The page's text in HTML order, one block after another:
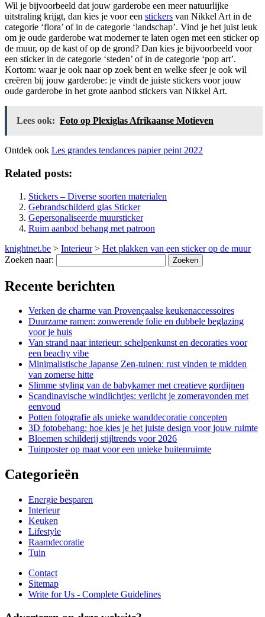
Wil je bijvoorbeeld dat jouw garderobe een meer natuurlijke
uitstraling krijgt, dan kies je voor een stickers van Nikkel Art in de
categorie ‘flora’ of in de categorie ‘landschap’. Vind je het juist leuk
om je oude garderobe wat moderner te laten ogen met een sticker op
de muur, op de kast of op de grond? Dan kies je bijvoorbeeld voor
een sticker in de categorie ‘steden’ of in de categorie ‘pop art’.
Kortom: waar je ook naar op zoek bent en welke sfeer je ook wil
creëren bij jouw garderobe: je vindt de juiste stickers voor jouw
oude garderobe in het grote aanbod stickers van Nikkel Art.
Lees ook: Foto op Plexiglas Afrikaanse Motieven
Ontdek ook Les grandes tendances papier peint 2022
Related posts:
Stickers – Diverse soorten materialen
Gebrandschilderd glas Sticker
Gepersonaliseerde muursticker
Ruim aanbod behang met patroon
knightnet.be > Interieur> Het plakken van een sticker op de muur
Zoeken naar:
Recente berichten
Verken de charme van Provençaalse keukenaccessoires
Duurzame ramen: zonwerende folie en dubbele beglazing
voor je huis
Van strand naar interieur: schelpenkunst en decoraties voor
een beachy vibe
Minimalistische Japanse Zen-tuinen: rust vinden te midden
van zomerse hitte
Slimme styling van de babykamer met creatieve gordijnen
Scandinavische windlichtjes: verlicht je zomeravonden met
eenvoud
Potten fotografie als unieke wanddecoratie concepten
3D fotobehang: hoe kies je het juiste design voor jouw ruimte
Bloemen schilderij stijltrends voor 2026
Tuinposter op maat voor een unieke buitenruimte
Categorieën
Energie besparen
Interieur
Keuken
Lifestyle
Raamdecoratie
Tuin
Contact
Sitemap
Write for Us - Complete Guidelines